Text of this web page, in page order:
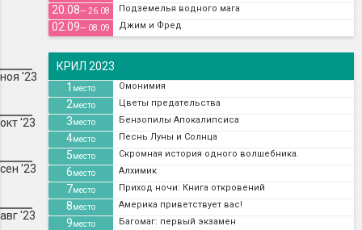
ноя '23
окт '23
сен '23
авг '23
20.08— 26.08 Подземелья водного мага
02.09— 08.09 Джим и Фред
КРИЛ 2023
1 место Омонимия
2место Цветы предательства
3место Бензопилы Апокалипсиса
4место Песнь Луны и Солнца
5место Скромная история одного волшебника.
6место Алхимик
7место Приход ночи: Книга откровений
8место Америка приветствует вас!
9место Багомаг: первый экзамен